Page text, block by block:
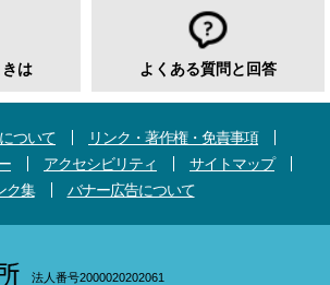
は よくある質問と回答
ついて
リンク・著作権・免責事項
アクセシビリティ
サイトマップ
ク集
バナー広告について
法人番号2000020202061